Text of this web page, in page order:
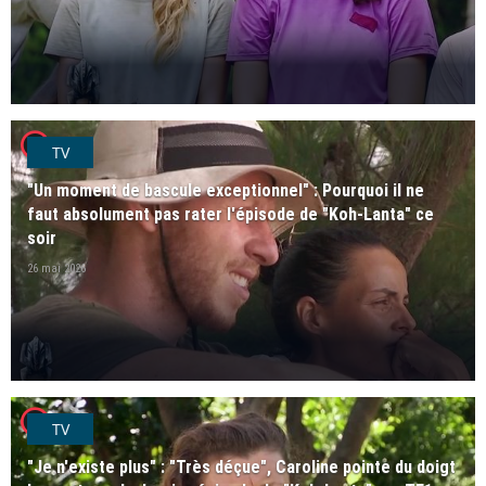
player2TV
"Un moment de bascule exceptionnel" : Pourquoi il ne
faut absolument pas rater l'épisode de "Koh-Lanta" ce
soir
26 mai 2026
player2TV
"Je n'existe plus" : "Très déçue", Caroline pointe du doigt